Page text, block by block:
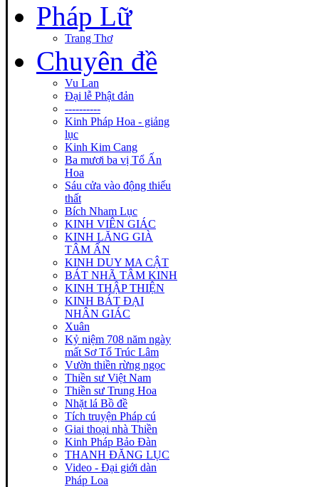
Pháp Lữ
Trang Thơ
Chuyên đề
Vu Lan
Đại lễ Phật đản
----------
Kinh Pháp Hoa - giảng
lục
Kinh Kim Cang
Ba mươi ba vị Tổ Ấn
Hoa
Sáu cửa vào động thiếu
thất
Bích Nham Lục
KINH VIÊN GIÁC
KINH LĂNG GIÀ
TÂM ẤN
KINH DUY MA CẬT
BÁT NHÃ TÂM KINH
KINH THẬP THIỆN
KINH BÁT ĐẠI
NHÂN GIÁC
Xuân
Kỷ niệm 708 năm ngày
mất Sơ Tổ Trúc Lâm
Vườn thiền rừng ngọc
Thiền sư Việt Nam
Thiền sư Trung Hoa
Nhặt lá Bồ đề
Tích truyện Pháp cú
Giai thoại nhà Thiền
Kinh Pháp Bảo Đàn
THANH ĐĂNG LỤC
Video - Đại giới dàn
Pháp Loa